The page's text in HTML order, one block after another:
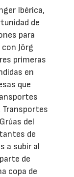
Ibérica,
de
para
Jörg
primeras
en
que
Transportes
del
de
a subir al
de
copa de